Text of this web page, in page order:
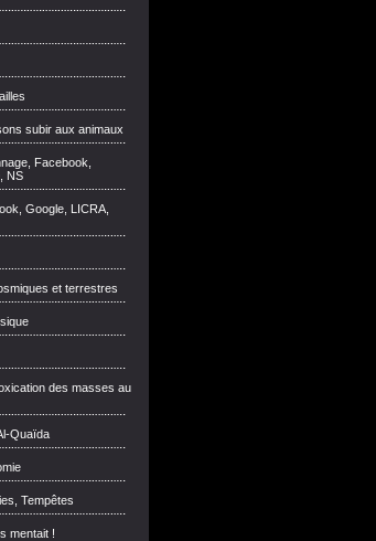
subir aux animaux
Facebook,
NS
Google, LICRA,
et terrestres
des masses au
Quaïda
Tempêtes
mentait !